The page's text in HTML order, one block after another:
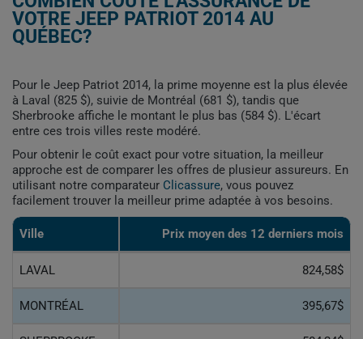
VOTRE JEEP PATRIOT 2014 AU
QUÉBEC?
Pour le Jeep Patriot 2014, la prime moyenne est la plus élevée
à Laval (825 $), suivie de Montréal (681 $), tandis que
Sherbrooke affiche le montant le plus bas (584 $). L'écart
entre ces trois villes reste modéré.
Pour obtenir le coût exact pour votre situation, la meilleur
approche est de comparer les offres de plusieur assureurs. En
utilisant notre comparateur Clicassure, vous pouvez
facilement trouver la meilleur prime adaptée à vos besoins.
Ville Prix ​​moyen des 12 derniers mois
LAVAL 824,58$
MONTRÉAL 395,67$